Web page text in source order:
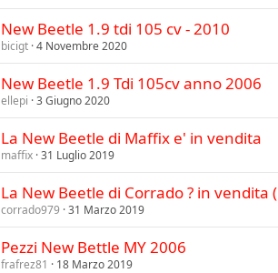
New Beetle 1.9 tdi 105 cv - 2010
bicigt 4 Novembre 2020
New Beetle 1.9 Tdi 105cv anno 2006
ellepi 3 Giugno 2020
La New Beetle di Maffix e' in vendita
maffix 31 Luglio 2019
La New Beetle di Corrado ? in vendita
corrado979 31 Marzo 2019
Pezzi New Bettle MY 2006
frafrez81 18 Marzo 2019